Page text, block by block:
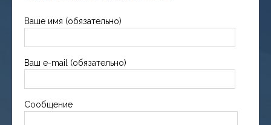
Ваше имя (обязательно)
Ваш e-mail (обязательно)
Сообщение